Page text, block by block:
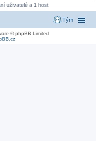
uživatelé a 1 host
Tým
© phpBB Limited